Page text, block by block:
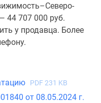
44 707 000 руб.
у продавца. Более
PDF 231 KB
от 08.05.2024 г.